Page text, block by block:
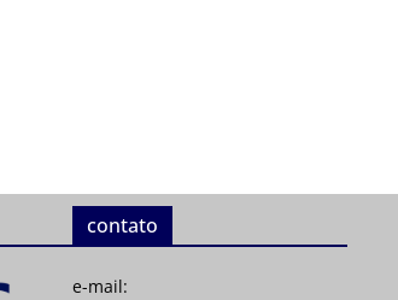
contato
e-mail: